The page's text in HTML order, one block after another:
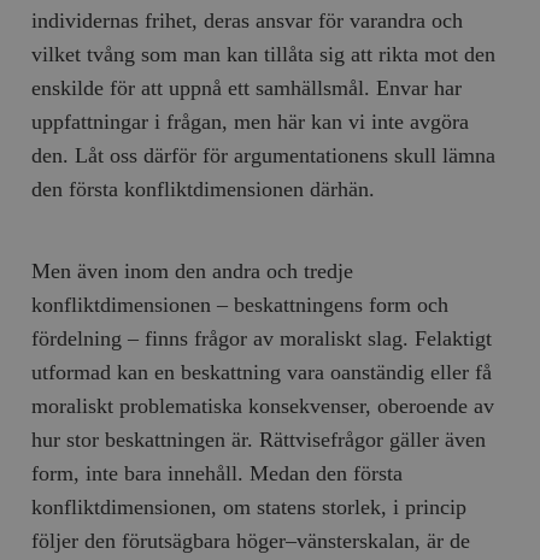
individernas frihet, deras ansvar för varandra och
vilket tvång som man kan tillåta sig att rikta mot den
enskilde för att uppnå ett samhällsmål. Envar har
uppfattningar i frågan, men här kan vi inte avgöra
den. Låt oss därför för argumentationens skull lämna
den första konfliktdimensionen därhän.
Men även inom den andra och tredje
konfliktdimensionen – beskattningens form och
fördelning – finns frågor av moraliskt slag. Felaktigt
utformad kan en beskattning vara oanständig eller få
moraliskt problematiska konsekvenser, oberoende av
hur stor beskattningen är. Rättvisefrågor gäller även
form, inte bara innehåll. Medan den första
konfliktdimensionen, om statens storlek, i princip
följer den förutsägbara höger–vänsterskalan, är de